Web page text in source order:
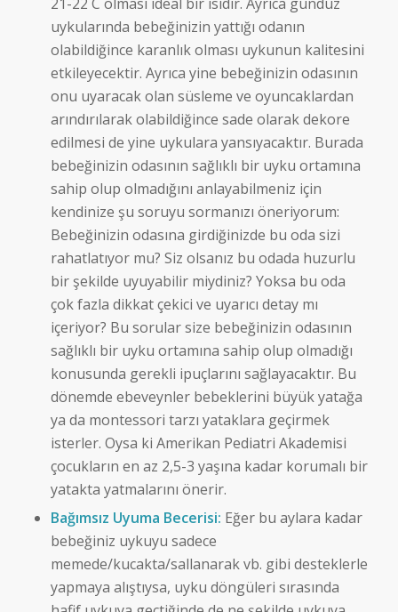
uykularında bebeğinizin yattığı odanın
olabildiğince karanlık olması uykunun kalitesini
etkileyecektir. Ayrıca yine bebeğinizin odasının
onu uyaracak olan süsleme ve oyuncaklardan
arındırılarak olabildiğince sade olarak dekore
edilmesi de yine uykulara yansıyacaktır. Burada
bebeğinizin odasının sağlıklı bir uyku ortamına
sahip olup olmadığını anlayabilmeniz için
kendinize şu soruyu sormanızı öneriyorum:
Bebeğinizin odasına girdiğinizde bu oda sizi
rahatlatıyor mu? Siz olsanız bu odada huzurlu
bir şekilde uyuyabilir miydiniz? Yoksa bu oda
çok fazla dikkat çekici ve uyarıcı detay mı
içeriyor? Bu sorular size bebeğinizin odasının
sağlıklı bir uyku ortamına sahip olup olmadığı
konusunda gerekli ipuçlarını sağlayacaktır. Bu
dönemde ebeveynler bebeklerini büyük yatağa
ya da montessori tarzı yataklara geçirmek
isterler. Oysa ki Amerikan Pediatri Akademisi
çocukların en az 2,5-3 yaşına kadar korumalı bir
yatakta yatmalarını önerir.
Bağımsız Uyuma Becerisi: Eğer bu aylara kadar
bebeğiniz uykuyu sadece
memede/kucakta/sallanarak vb. gibi desteklerle
yapmaya alıştıysa, uyku döngüleri sırasında